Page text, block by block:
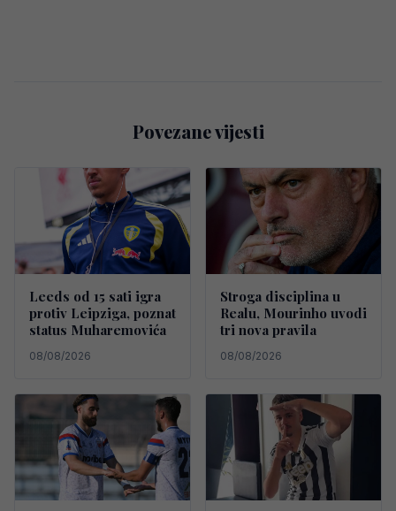
Povezane vijesti
Leeds od 15 sati igra
protiv Leipziga, poznat
status Muharemovića
08/08/2026
Stroga disciplina u
Realu, Mourinho uvodi
tri nova pravila
08/08/2026